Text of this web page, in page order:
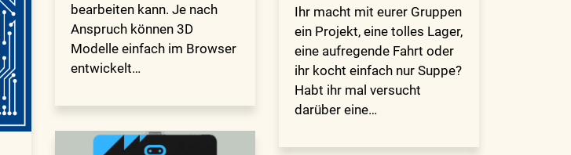
bearbeiten kann. Je nach
Anspruch können 3D
Modelle einfach im Browser
entwickelt…
Ihr macht mit eurer Gruppen
ein Projekt, eine tolles Lager,
eine aufregende Fahrt oder
ihr kocht einfach nur Suppe?
Habt ihr mal versucht
darüber eine…